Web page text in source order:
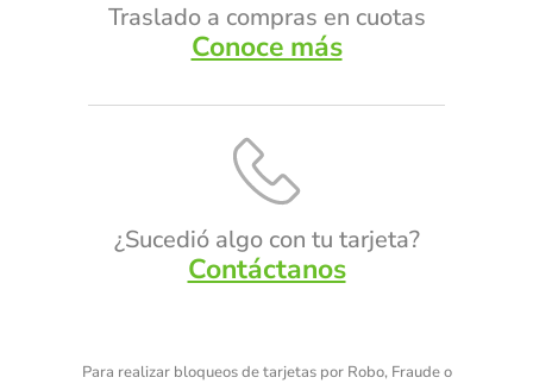
Traslado a compras en cuotas
Conoce más
¿Sucedió algo con tu tarjeta?
Contáctanos
Para realizar bloqueos de tarjetas por Robo, Fraude o